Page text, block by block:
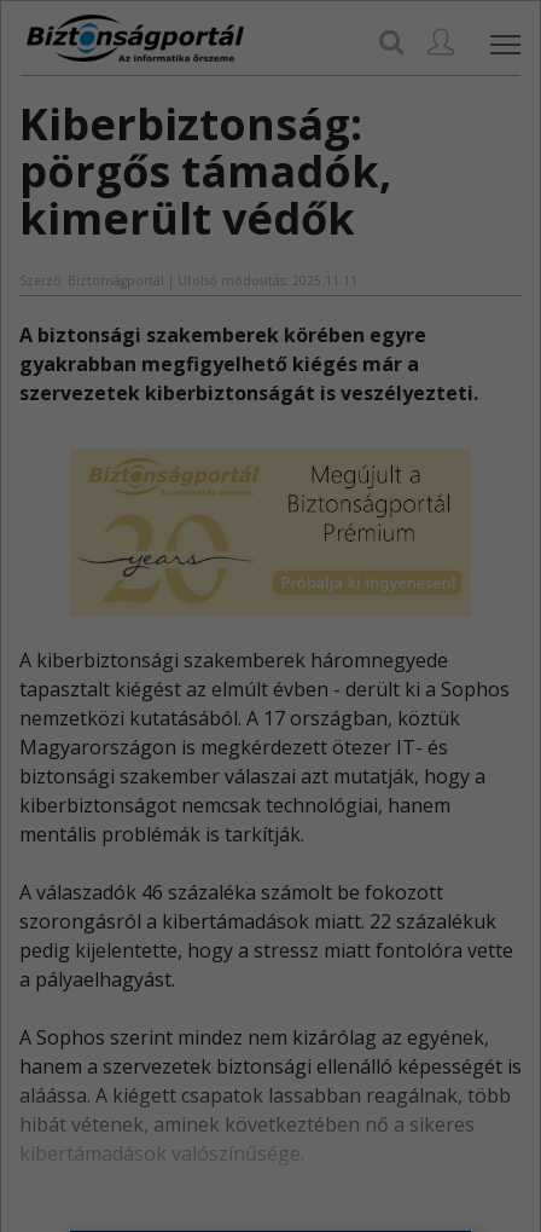
Kiberbiztonság:
pörgős támadók,
kimerült védők
Szerző: Biztonságportál | Utolsó módosítás: 2025.11.11.
​A biztonsági szakemberek körében egyre
gyakrabban megfigyelhető kiégés már a
szervezetek kiberbiztonságát is veszélyezteti.
A kiberbiztonsági szakemberek háromnegyede
tapasztalt kiégést az elmúlt évben - derült ki a Sophos
nemzetközi kutatásából. A 17 országban, köztük
Magyarországon is megkérdezett ötezer IT- és
biztonsági szakember válaszai azt mutatják, hogy a
kiberbiztonságot nemcsak technológiai, hanem
mentális problémák is tarkítják.
A válaszadók 46 százaléka számolt be fokozott
szorongásról a kibertámadások miatt. 22 százalékuk
pedig kijelentette, hogy a stressz miatt fontolóra vette
a pályaelhagyást.
A Sophos szerint mindez nem kizárólag az egyének,
hanem a szervezetek biztonsági ellenálló képességét is
aláássa. A kiégett csapatok lassabban reagálnak, több
hibát vétenek, aminek következtében nő a sikeres
kibertámadások valószínűsége.